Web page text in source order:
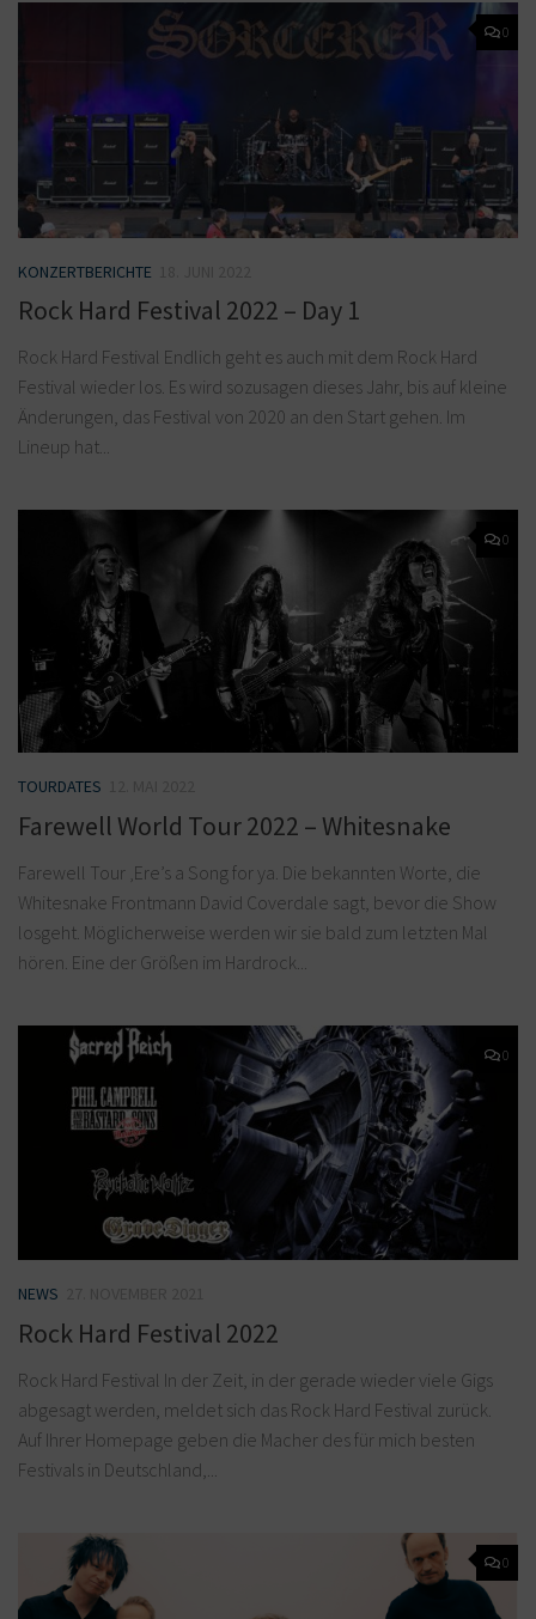
0
KONZERTBERICHTE
Rock Hard Festival 2022 – Day 1
Rock Hard Festival Endlich geht es auch mit dem Rock Hard
Festival wieder los. Es wird sozusagen dieses Jahr, bis auf kleine
Änderungen, das Festival von 2020 an den Start gehen. Im
Lineup hat...
0
TOURDATES
Farewell World Tour 2022 – Whitesnake
Farewell Tour ‚Ere’s a Song for ya. Die bekannten Worte, die
Whitesnake Frontmann David Coverdale sagt, bevor die Show
losgeht. Möglicherweise werden wir sie bald zum letzten Mal
hören. Eine der Größen im Hardrock...
0
NEWS
Rock Hard Festival 2022
Rock Hard Festival In der Zeit, in der gerade wieder viele Gigs
abgesagt werden, meldet sich das Rock Hard Festival zurück.
Auf Ihrer Homepage geben die Macher des für mich besten
Festivals in Deutschland,...
0